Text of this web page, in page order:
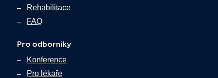
Rehabilitace
FAQ
Pro odborníky
Konference
Pro lékaře